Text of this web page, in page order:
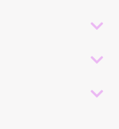
-
-
-